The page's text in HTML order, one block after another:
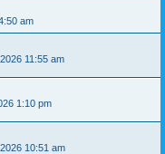
am
11:55 am
1:10 pm
10:51 am